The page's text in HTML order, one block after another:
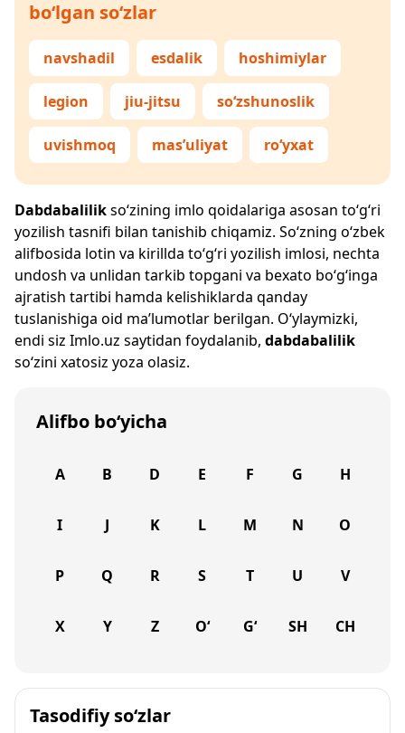
bo‘lgan so‘zlar
navshadil esdalik hoshimiylar
legion jiu-jitsu so‘zshunoslik
uvishmoq mas’uliyat ro‘yxat
Dabdabalilikso‘zining imlo qoidalariga asosan to‘g‘ri
yozilish tasnifi bilan tanishib chiqamiz. So‘zning o‘zbek
alifbosida lotin va kirillda to‘g‘ri yozilish imlosi, nechta
undosh va unlidan tarkib topgani va bexato bo‘g‘inga
ajratish tartibi hamda kelishiklarda qanday
tuslanishiga oid ma’lumotlar berilgan. O‘ylaymizki,
endi siz Imlo.uz saytidan foydalanib, dabdabalilik
so‘zini xatosiz yoza olasiz.
Alifbo bo‘yicha
A B D E F G H
I J K L M N O
P Q R S T U V
X Y Z O‘ G‘ SH CH
Tasodifiy so‘zlar